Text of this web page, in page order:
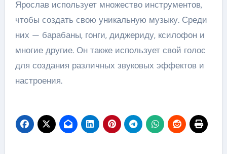
Ярослав использует множество инструментов,
чтобы создать свою уникальную музыку. Среди
них — барабаны, гонги, диджериду, ксилофон и
многие другие. Он также использует свой голос
для создания различных звуковых эффектов и
настроения.